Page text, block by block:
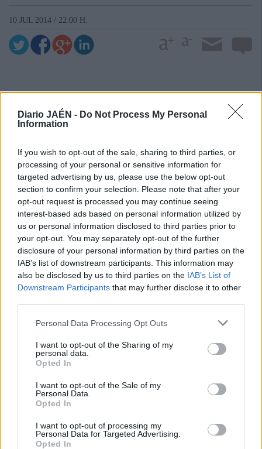
Diario JAÉN - Do Not Process My Personal
Information
If you wish to opt-out of the sale, sharing to third parties, or
processing of your personal or sensitive information for
targeted advertising by us, please use the below opt-out
section to confirm your selection. Please note that after your
opt-out request is processed you may continue seeing
interest-based ads based on personal information utilized by
us or personal information disclosed to third parties prior to
your opt-out. You may separately opt-out of the further
disclosure of your personal information by third parties on the
IAB’s list of downstream participants. This information may
also be disclosed by us to third parties on the IAB’s List of
Downstream Participants that may further disclose it to other
Personal Data Processing Opt Outs
I want to opt-out of the Sharing of my
personal data.
Opted In
I want to opt-out of the Sale of my
Personal Data.
Opted In
I want to opt-out of processing my
Personal Data for Targeted Advertising.
Opted In
10 JUL 2014 / 22:00 H.